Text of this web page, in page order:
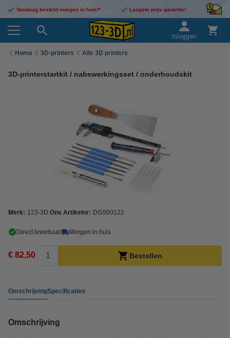
Vandaag besteld morgen in huis!* Laagste prijs garantie!
Inloggen
Home 3D-printers Alle 3D printers
3D-printerstartkit / nabewerkingsset / onderhoudskit
Merk: 123-3D Ons Artikelnr: DGS00122
Direct leverbaar Morgen in huis
€ 82,50 Bestellen
OmschrijvingSpecificaties
Omschrijving